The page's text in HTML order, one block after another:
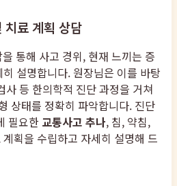
료 계획 상담
통해 사고 경위, 현재 느끼는 증
설명합니다. 원장님은 이를 바탕
사 등 한의학적 진단 과정을 거쳐
상태를 정확히 파악합니다. 진단
필요한 교통사고 추나, 침, 약침,
획을 수립하고 자세히 설명해 드